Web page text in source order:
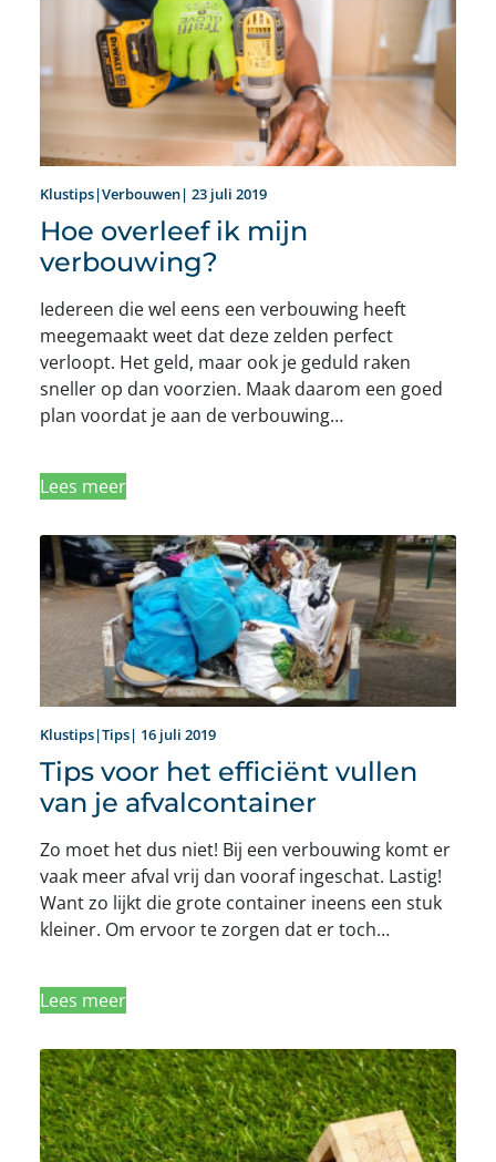
Klustips|Verbouwen| 23 juli 2019
Hoe overleef ik mijn
verbouwing?
Iedereen die wel eens een verbouwing heeft
meegemaakt weet dat deze zelden perfect
verloopt. Het geld, maar ook je geduld raken
sneller op dan voorzien. Maak daarom een goed
plan voordat je aan de verbouwing…
Lees meer
Klustips|Tips| 16 juli 2019
Tips voor het efficiënt vullen
van je afvalcontainer
Zo moet het dus niet! Bij een verbouwing komt er
vaak meer afval vrij dan vooraf ingeschat. Lastig!
Want zo lijkt die grote container ineens een stuk
kleiner. Om ervoor te zorgen dat er toch…
Lees meer